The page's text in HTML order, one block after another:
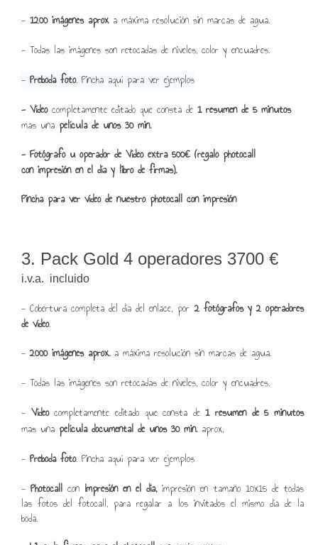
- 1200 imágenes aproxa máxima resolución sin marcas de agua.
- Todas las imágenes son retocadas de niveles, color y encuadres.
- Preboda foto. Pincha aquí para ver ejemplos
- Vídeocompletamente editado que consta de 1 resumen de 5 minutos
mas una película de unos 30 min.
- Fotógrafo u operador de Vídeo extra 500€ (regalo photocall
con impresión en el día y libro de firmas).
Pincha para ver vídeo de nuestro photocall con impresión
3. Pack Gold 4 operadores 3700 €
i.v.a. incluido
- Cobertura completa del día del enlace, por 2 fotógrafos y 2 operadores
de vídeo.
- 2000 imágenes aprox.a máxima resolución sin marcas de agua.
- Todas las imágenes son retocadas de niveles, color y encuadres.
- Vídeocompletamente editado que consta de1 resumen de 5 minutos
mas una película documental de unos 30 min.aprox,
- Preboda foto. Pincha aquí para ver ejemplos
-Photocall con Impresión en el día,impresión en tamaño 10x15 de todas
las fotosdel fotocall, para regalar a los invitados el mismo día de la
boda.